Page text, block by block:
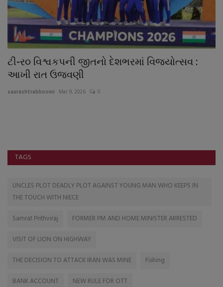
ટી-ર૦ વિશ્વકપની જીતનો દેશભરમાં વિજયોત્સવ :
આખી રાત ઉજવણી
saurashtrabhoomi Mar 9, 2026 0
TAGS
UNCLES PLOT DEADLY PLOT AGAINST YOUNG MAN WHO KEEPS IN
THE TOUCH WITH NIECE
Samrat Prithviraj
FORMER PM AND HOME MINISTER ARRESTED
VISIT OF LION ON HIGHWAY
THE DECISION TO ATTACK IRAN WAS MINE
Fishing
BANK ACCOUNT
NEW RULE FOR OTT